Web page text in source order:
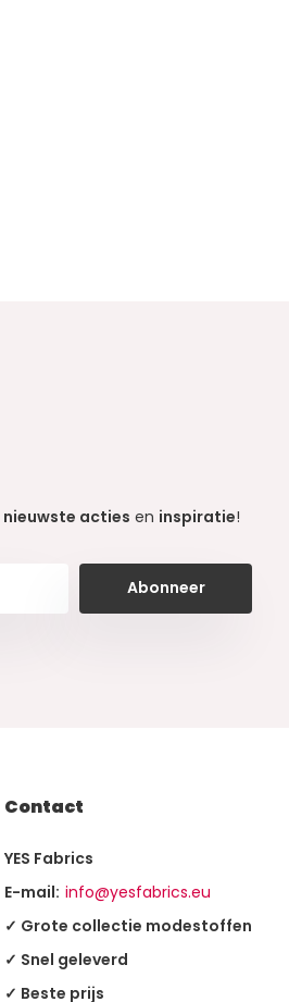
nieuwste acties en inspiratie!
Abonneer
Contact
YES Fabrics
E-mail: info@yesfabrics.eu
✓ Grote collectie modestoffen
✓ Snel geleverd
✓ Beste prijs